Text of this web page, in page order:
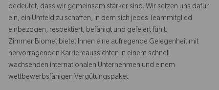
bedeutet, dass wir gemeinsam stärker sind. Wir setzen uns dafür
ein, ein Umfeld zu schaffen, in dem sich jedes Teammitglied
einbezogen, respektiert, befähigt und gefeiert fühlt.
Zimmer Biomet bietet Ihnen eine aufregende Gelegenheit mit
hervorragenden Karriereaussichten in einem schnell
wachsenden internationalen Unternehmen und einem
wettbewerbsfähigen Vergütungspaket.